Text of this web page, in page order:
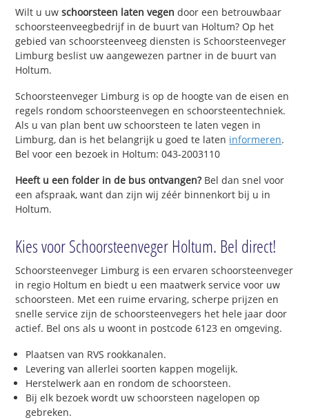
Wilt u uwschoorsteen laten vegen door een betrouwbaar
schoorsteenveegbedrijf in de buurt van Holtum? Op het
gebied van schoorsteenveeg diensten is Schoorsteenveger
Limburg beslist uw aangewezen partner in de buurt van
Holtum.
Schoorsteenveger Limburg is op de hoogte van de eisen en
regels rondom schoorsteenvegen en schoorsteentechniek.
Als u van plan bent uw schoorsteen te laten vegen in
Limburg, dan is het belangrijk u goed te laten informeren.
Bel voor een bezoek in Holtum: 043-2003110
Heeft u een folder in de bus ontvangen?Bel dan snel voor
een afspraak, want dan zijn wij zéér binnenkort bij u in
Holtum.
Kies voor Schoorsteenveger Holtum. Bel direct!
Schoorsteenveger Limburg is een ervaren schoorsteenveger
in regio Holtum en biedt u een maatwerk service voor uw
schoorsteen. Met een ruime ervaring, scherpe prijzen en
snelle service zijn de schoorsteenvegers het hele jaar door
actief. Bel ons als u woont in postcode 6123 en omgeving.
Plaatsen van RVS rookkanalen.
Levering van allerlei soorten kappen mogelijk.
Herstelwerk aan en rondom de schoorsteen.
Bij elk bezoek wordt uw schoorsteen nagelopen op
gebreken.